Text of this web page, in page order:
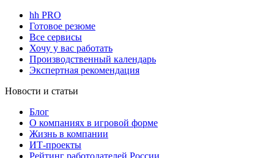
hh PRO
Готовое резюме
Все сервисы
Хочу у вас работать
Производственный календарь
Экспертная рекомендация
Новости и статьи
Блог
О компаниях в игровой форме
Жизнь в компании
ИТ-проекты
Рейтинг работодателей России